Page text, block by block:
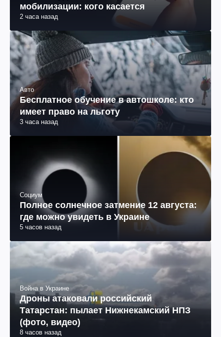
мобилизации: кого касается
2 часа назад
Авто
Бесплатное обучение в автошколе: кто
имеет право на льготу
3 часа назад
Социум
Полное солнечное затмение 12 августа:
где можно увидеть в Украине
5 часов назад
Война в Украине
Дроны атаковали российский
Татарстан: пылает Нижнекамский НПЗ
(фото, видео)
8 часов назад